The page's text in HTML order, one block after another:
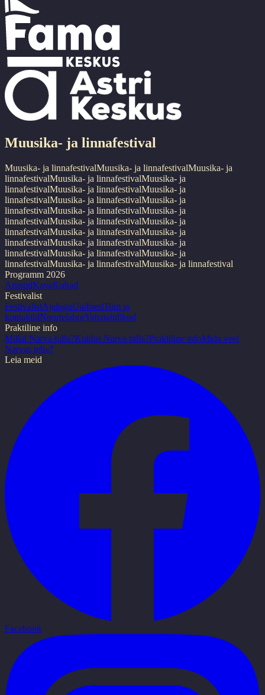
Muusika- ja linnafestival
Muusika- ja linnafestivalMuusika- ja linnafestivalMuusika- ja
linnafestivalMuusika- ja linnafestivalMuusika- ja
linnafestivalMuusika- ja linnafestivalMuusika- ja
linnafestivalMuusika- ja linnafestivalMuusika- ja
linnafestivalMuusika- ja linnafestivalMuusika- ja
linnafestivalMuusika- ja linnafestivalMuusika- ja
linnafestivalMuusika- ja linnafestivalMuusika- ja
linnafestivalMuusika- ja linnafestivalMuusika- ja
linnafestivalMuusika- ja linnafestivalMuusika- ja
linnafestivalMuusika- ja linnafestivalMuusika- ja linnafestival
Programm 2026
ArtistidKavaKohad
Festivalist
FestivalistAjaluguUudisedTiim ja
kontaktidNoortelaborVabatahtlikud
Praktiline info
Millal Narva tulla?Kuidas Narva tulla?Praktiline infoMida veel
Narvas teha?
Leia meid
Facebook